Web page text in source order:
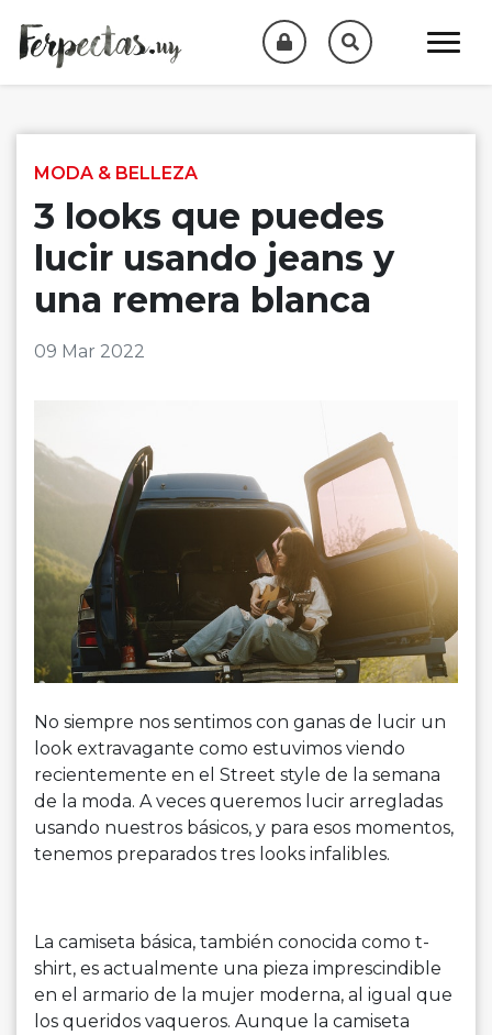
MODA & BELLEZA
3 looks que puedes
lucir usando jeans y
una remera blanca
09 Mar 2022
No siempre nos sentimos con ganas de lucir un
look extravagante como estuvimos viendo
recientemente en el Street style de la semana
de la moda. A veces queremos lucir arregladas
usando nuestros básicos, y para esos momentos,
tenemos preparados tres looks infalibles.
La camiseta básica, también conocida como t-
shirt, es actualmente una pieza imprescindible
en el armario de la mujer moderna, al igual que
los queridos vaqueros. Aunque la camiseta